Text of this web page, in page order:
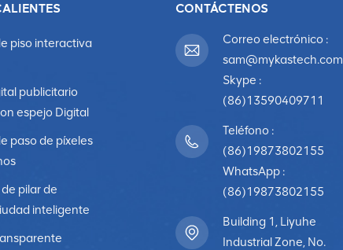
piso interactiva
publicitario
espejo Digital
paso de píxeles
pilar de
inteligente
CONTÁCTENOS
Correo electrónico :
sam@mykastech.com
Skype :
(86)13590409711
Teléfono :
(86)19873802155
WhatsApp :
(86)19873802155
Building 1, Liyuhe
Industrial Zone, No.